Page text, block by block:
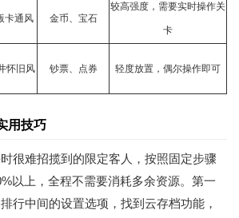
卡通风 金币、宝石
较高强度，需要实时操作关
卡
怀旧风 钞票、点券 轻度放置，偶尔操作即可
用技巧
很难招揽到的限定客人，按照固定步骤
以上，全程不需要消耗多余资源。第一
行中间的设置选项，找到云存档功能，